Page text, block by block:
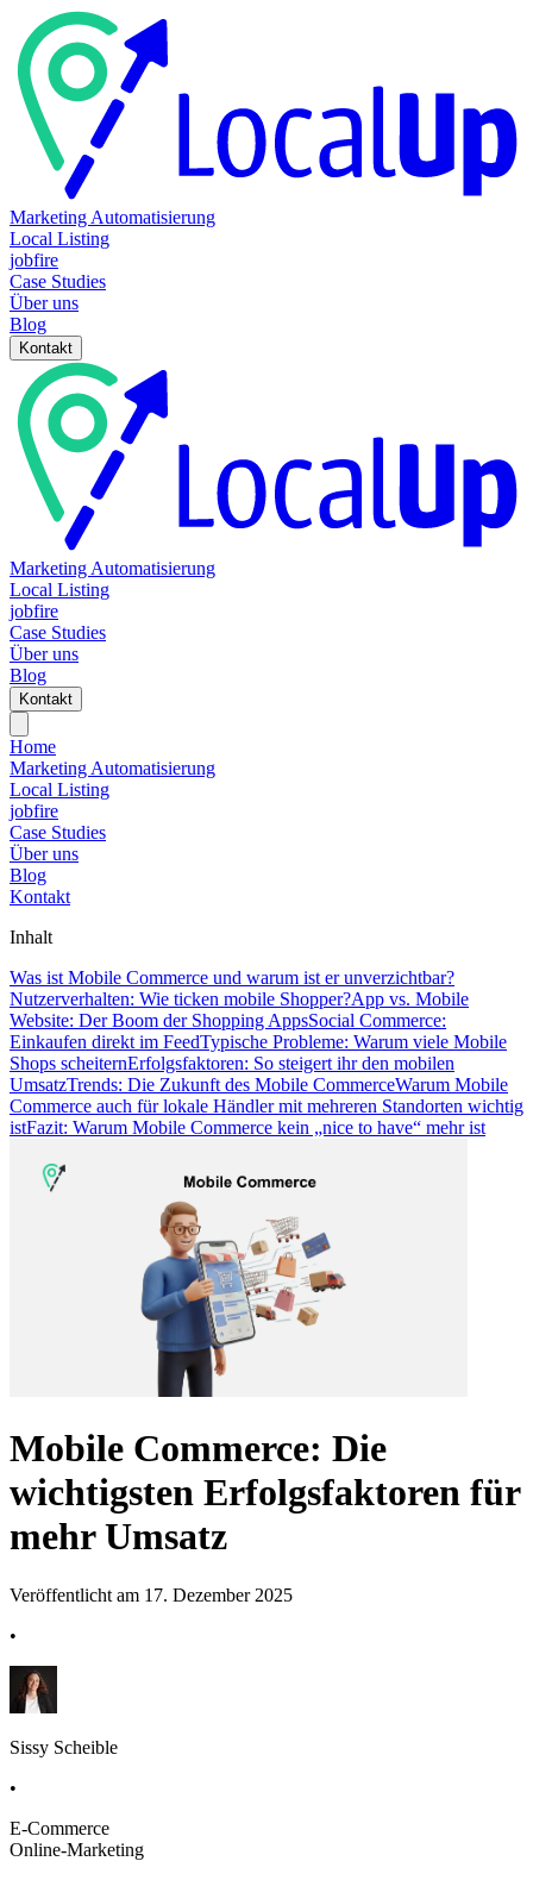
Marketing Automatisierung
Local Listing
jobfire
Case Studies
Über uns
Blog
Kontakt
Marketing Automatisierung
Local Listing
jobfire
Case Studies
Über uns
Blog
Kontakt
Home
Marketing Automatisierung
Local Listing
jobfire
Case Studies
Über uns
Blog
Kontakt
Inhalt
Was ist Mobile Commerce und warum ist er unverzichtbar?
Nutzerverhalten: Wie ticken mobile Shopper?App vs. Mobile
Website: Der Boom der Shopping AppsSocial Commerce:
Einkaufen direkt im FeedTypische Probleme: Warum viele Mobile
Shops scheiternErfolgsfaktoren: So steigert ihr den mobilen
UmsatzTrends: Die Zukunft des Mobile CommerceWarum Mobile
Commerce auch für lokale Händler mit mehreren Standorten wichtig
istFazit: Warum Mobile Commerce kein „nice to have“ mehr ist
Mobile Commerce: Die
wichtigsten Erfolgsfaktoren für
mehr Umsatz
Veröffentlicht am 17. Dezember 2025
•
Sissy Scheible
•
E-Commerce
Online-Marketing